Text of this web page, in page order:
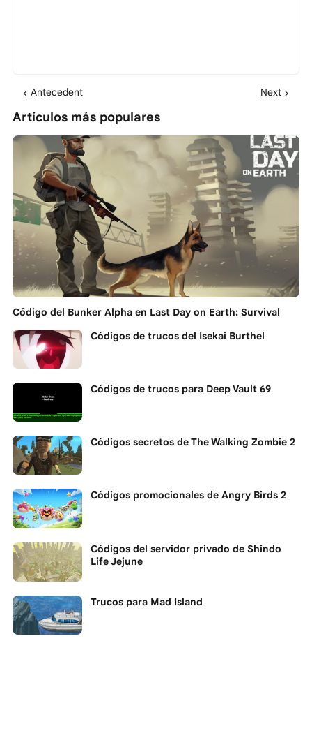
Antecedent Next
Artículos más populares
Código del Bunker Alpha en Last Day on Earth: Survival
Códigos de trucos del Isekai Burthel
Códigos de trucos para Deep Vault 69
Códigos secretos de The Walking Zombie 2
Códigos promocionales de Angry Birds 2
Códigos del servidor privado de Shindo
Life Jejune
Trucos para Mad Island